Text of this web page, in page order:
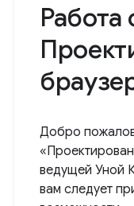
Добро
ведущей Уной
вам следует